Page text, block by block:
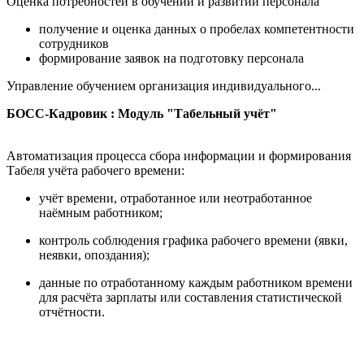
получение и оценка данных о пробелах компетентности
сотрудников
формирование заявок на подготовку персонала
Управление обучением организация индивидуального...
БОСС-Кадровик : Модуль "Табельный учёт"
Автоматизация процесса сбора информации и формирования
Табеля учёта рабочего времени:
учёт времени, отработанное или неотработанное
наёмным работником;
контроль соблюдения графика рабочего времени (явки,
неявки, опоздания);
данные по отработанному каждым работником времени
для расчёта зарплаты или составления статистической
отчётности.